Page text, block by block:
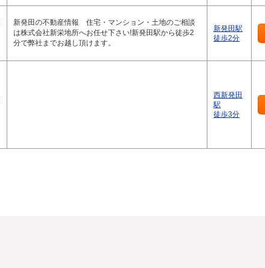
新発田の不動産情報 住宅・マンション・土地のご相談
は株式会社新栄地所へお任せ下さい!新発田駅から徒歩2
分で弊社までお越し頂けます。
新発田駅
徒歩2分
西新発田
駅
徒歩3分